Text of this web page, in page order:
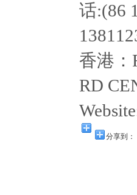
话:(86
香港：
RD
分享到：